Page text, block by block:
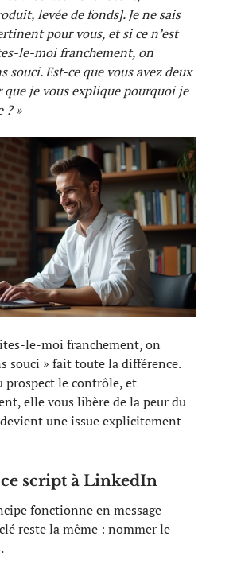
levée de fonds]. Je ne sais
pour vous, et si ce n’est
le-moi franchement, on
souci. Est-ce que vous avez deux
je vous explique pourquoi je
? »
le-moi franchement, on
souci » fait toute la différence.
prospect le contrôle, et
elle vous libère de la peur du
une issue explicitement
script à LinkedIn
fonctionne en message
reste la même : nommer le